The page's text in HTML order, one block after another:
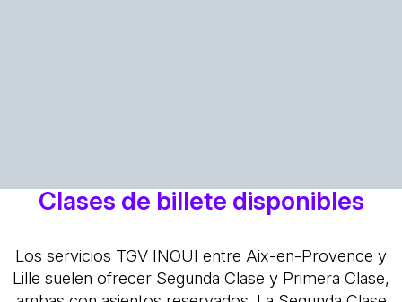
Clases de billete disponibles
Los servicios TGV INOUI entre Aix-en-Provence y
Lille suelen ofrecer Segunda Clase y Primera Clase,